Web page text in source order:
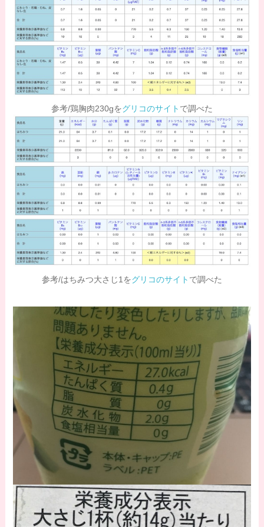
参考/鶏胸肉230gをグリコのサイト で調べた
参考/はちみつ大さじ1をグリコのサイト で調べた